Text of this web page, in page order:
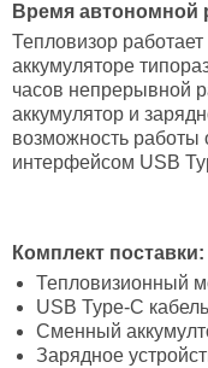
Время автономной
Тепловизор
аккумуляторе
часов непрерывной
аккумулятор и
возможность работы
интерфейсом USB
Комплект поставки:
Тепловизионный
USB Type-C
Сменный
Зарядное